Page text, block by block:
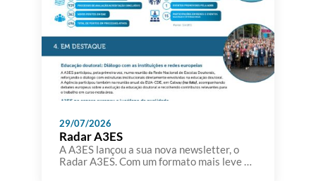
29/07/2026
Radar A3ES
A A3ES lançou a sua nova newsletter, o
Radar A3ES. Com um formato mais leve e